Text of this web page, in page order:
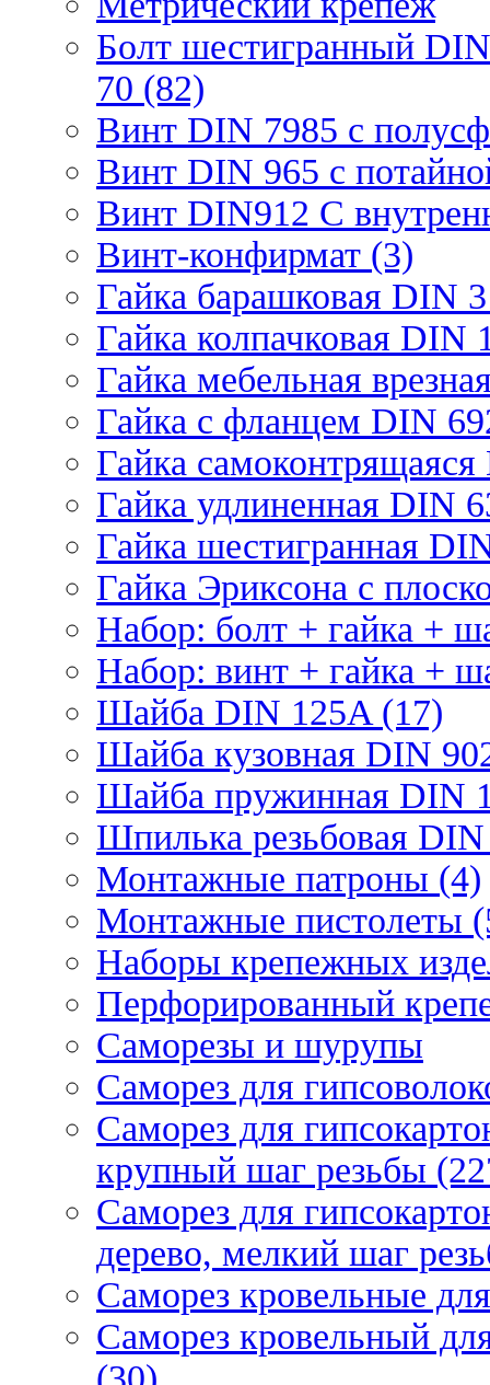
Болт шестигранный
70 (82)
Винт DIN 7985 с
Винт DIN 965 с
Винт DIN912 С
Винт-конфирмат (3)
Гайка барашковая DIN
Гайка колпачковая DIN
Гайка мебельная
Гайка с фланцем DIN
Гайка
Гайка удлиненная DIN
Гайка шестигранная
Гайка Эриксона с
Набор: болт + гайка +
Набор: винт + гайка +
Шайба DIN 125A (17)
Шайба кузовная DIN
Шайба пружинная DIN
Шпилька резьбовая
Монтажные патроны (4)
Монтажные пистолеты
Наборы крепежных
Перфорированный
Саморезы и шурупы
Саморез для
Саморез для
крупный шаг резьбы
Саморез для
дерево, мелкий шаг
Саморез кровельные
Саморез кровельный